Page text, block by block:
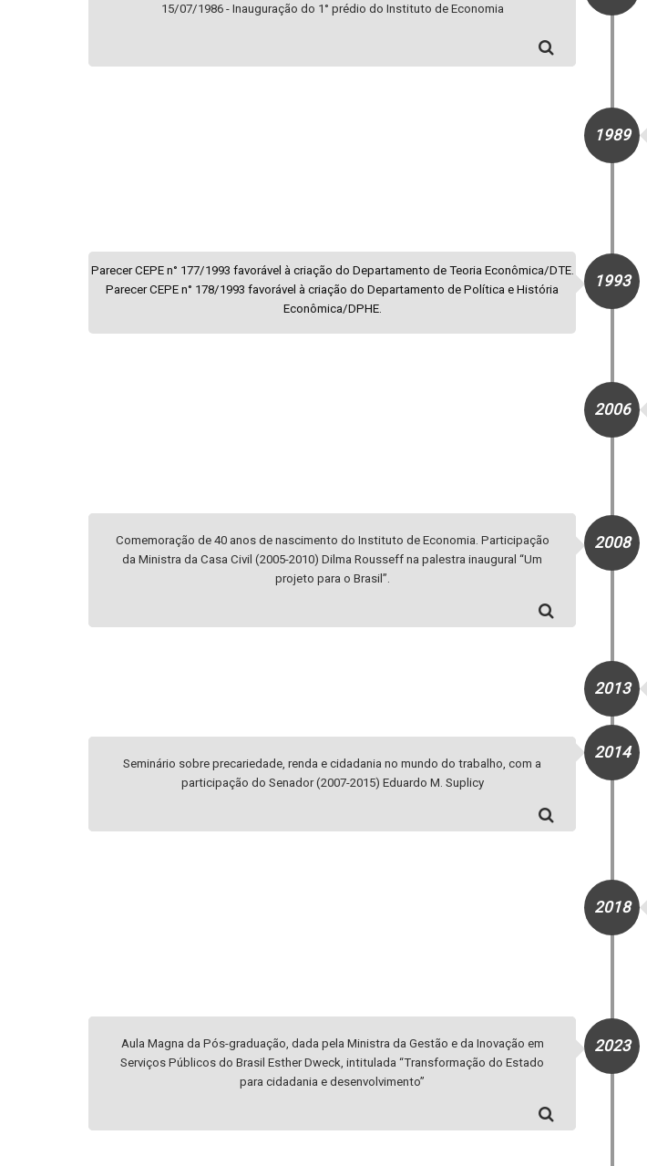
15/07/1986 - Inauguração do 1° prédio do Instituto de Economia
1989
1993
Parecer CEPE n° 177/1993 favorável à criação do Departamento de Teoria Econômica/DTE.
Parecer CEPE n° 178/1993 favorável à criação do Departamento de Política e História
Econômica/DPHE.
2006
2008
Comemoração de 40 anos de nascimento do Instituto de Economia. Participação
da Ministra da Casa Civil (2005-2010) Dilma Rousseff na palestra inaugural “Um
projeto para o Brasil”.
2013
2014
Seminário sobre precariedade, renda e cidadania no mundo do trabalho, com a
participação do Senador (2007-2015) Eduardo M. Suplicy
2018
2023
Aula Magna da Pós-graduação, dada pela Ministra da Gestão e da Inovação em
Serviços Públicos do Brasil Esther Dweck, intitulada “Transformação do Estado
para cidadania e desenvolvimento”